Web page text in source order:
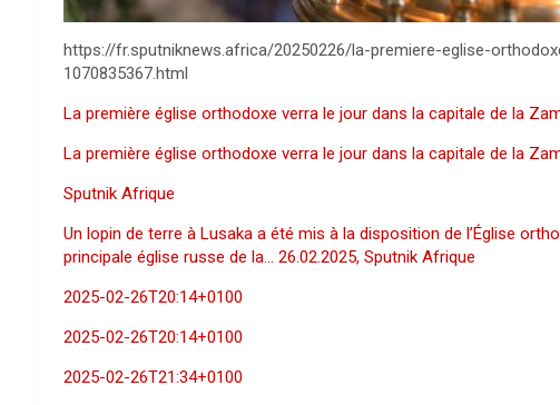
https://fr.sputniknews.africa/20250226/la-premiere-eglise-
1070835367.html
La première église orthodoxe verra le jour dans la capitale de la
La première église orthodoxe verra le jour dans la capitale de la
Sputnik Afrique
Un lopin de terre à Lusaka a été mis à la disposition de l’Église
principale église russe de la… 26.02.2025, Sputnik Afrique
2025-02-26T20:14+0100
2025-02-26T20:14+0100
2025-02-26T21:34+0100